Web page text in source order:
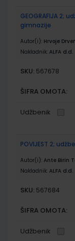
GEOGRAFIJA 2;
gimnazije
Autor(i): Hrvoje
Nakladnik: ALFA d.d.
SKU: 567678
ŠIFRA OMOTA:
Udžbenik
POVIJEST 2;
Autor(i): Ante Birin
Nakladnik: ALFA d.d.
SKU: 567684
ŠIFRA OMOTA:
Udžbenik